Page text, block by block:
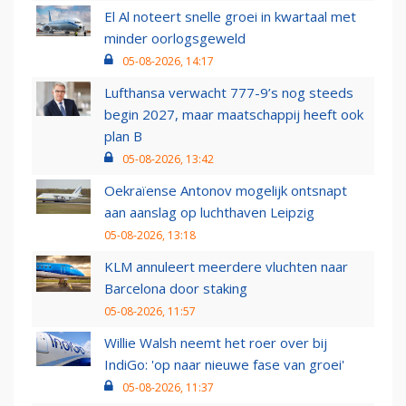
El Al noteert snelle groei in kwartaal met
minder oorlogsgeweld
05-08-2026, 14:17
Lufthansa verwacht 777-9’s nog steeds
begin 2027, maar maatschappij heeft ook
plan B
05-08-2026, 13:42
Oekraïense Antonov mogelijk ontsnapt
aan aanslag op luchthaven Leipzig
05-08-2026, 13:18
KLM annuleert meerdere vluchten naar
Barcelona door staking
05-08-2026, 11:57
Willie Walsh neemt het roer over bij
IndiGo: 'op naar nieuwe fase van groei'
05-08-2026, 11:37